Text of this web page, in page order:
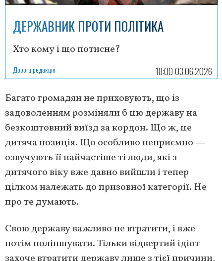
ДЕРЖАВНИК ПРОТИ ПОЛІТИКА
Хто кому і що потисне?
Дорога редакція 18:00 03.06.2026
Багато громадян не приховують, що із
задоволенням розміняли б цю державу на
безкоштовний виїзд за кордон. Що ж, це
дитяча позиція. Що особливо неприємно —
озвучують її найчастіше ті люди, які з
дитячого віку вже давно вийшли і тепер
цілком належать до призовної категорії. Не
про те думають.
Свою державу важливо не втратити, і вже
потім поліпшувати. Тільки відвертий ідіот